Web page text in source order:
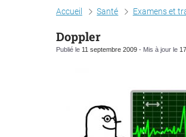
Accueil Santé Examens et
Doppler
Publié le 11 septembre 2009 - Mis à jour le